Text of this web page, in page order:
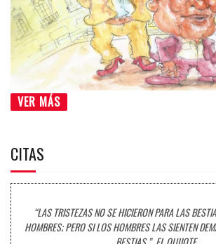
VER MÁS
CITAS
“LAS TRISTEZAS NO SE HICIERON PARA LAS
HOMBRES; PERO SI LOS HOMBRES LAS SIENTEN